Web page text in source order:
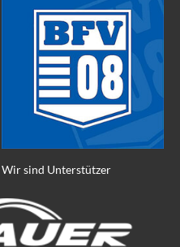
Wir sind Unterstützer